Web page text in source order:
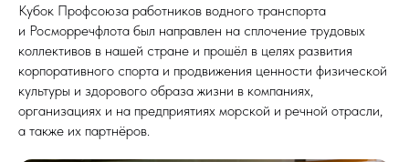
Кубок Профсоюза работников водного транспорта
и Росморречфлота был направлен на сплочение трудовых
коллективов в нашей стране и прошёл в целях развития
корпоративного спорта и продвижения ценности физической
культуры и здорового образа жизни в компаниях,
организациях и на предприятиях морской и речной отрасли,
а также их партнёров.